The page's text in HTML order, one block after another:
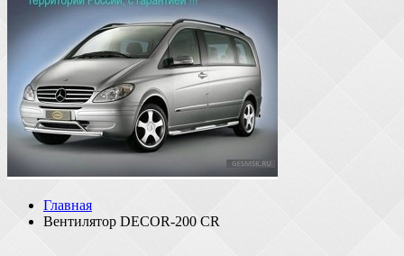
Главная
Вентилятор DECOR-200 СR